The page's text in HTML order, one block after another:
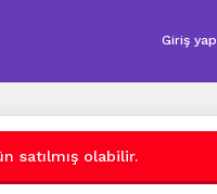
Giriş yap
satılmış olabilir.